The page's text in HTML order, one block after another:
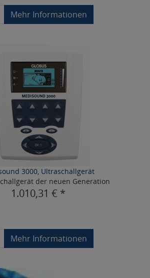
Mehr Informationen
3000, Ultraschallgerät
der neuen Generation
1.010,31 € *
Mehr Informationen